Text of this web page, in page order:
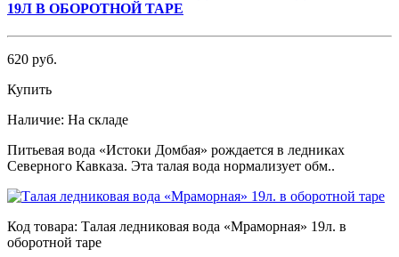
19Л В ОБОРОТНОЙ ТАРЕ
620 руб.
Купить
Наличие: На складе
Питьевая вода «Истоки Домбая» рождается в ледниках
Северного Кавказа. Эта талая вода нормализует обм..
Код товара: Талая ледниковая вода «Мраморная» 19л. в
оборотной таре